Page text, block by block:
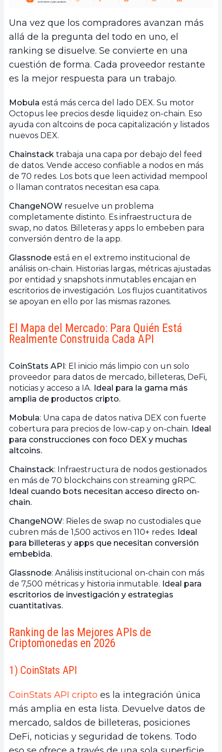
Una vez que los compradores avanzan más
allá de la pregunta del todo en uno, el
ranking se disuelve. Se convierte en una
cuestión de forma. Cada proveedor restante
es la mejor respuesta para un trabajo.
Mobula está más cerca del lado DEX. Su motor
Octopus lee precios desde liquidez on-chain. Eso
ayuda con altcoins de poca capitalización y listados
nuevos DEX.
Chainstack trabaja una capa por debajo del feed
de datos. Vende acceso confiable a nodos en más
de 70 redes. Los bots que leen actividad mempool
o llaman contratos necesitan esa capa.
ChangeNOW resuelve un problema
completamente distinto. Es infraestructura de
swap, no datos. Billeteras y apps lo embeben para
conversión dentro de la app.
Glassnode está en el extremo institucional de
análisis on-chain. Historias largas, métricas ajustadas
por entidad y snapshots inmutables encajan en
escritorios de investigación. Los flujos cuantitativos
se apoyan en ello por las mismas razones.
El Mapa del Mercado: Para Quién Está
Realmente Construida Cada API
CoinStats API: El inicio más limpio con un solo
proveedor para datos de mercado, billeteras, DeFi,
noticias y acceso a IA. Ideal para la gama más
amplia de productos cripto.
Mobula: Una capa de datos nativa DEX con fuerte
cobertura para precios de low-cap y on-chain. Ideal
para construcciones con foco DEX y muchas
altcoins.
Chainstack: Infraestructura de nodos gestionados
en más de 70 blockchains con streaming gRPC.
Ideal cuando bots necesitan acceso directo on-
chain.
ChangeNOW: Rieles de swap no custodiales que
cubren más de 1,500 activos en 110+ redes. Ideal
para billeteras y apps que necesitan conversión
embebida.
Glassnode: Análisis institucional on-chain con más
de 7,500 métricas y historia inmutable. Ideal para
escritorios de investigación y estrategias
cuantitativas.
Ranking de las Mejores APIs de
Criptomonedas en 2026
1) CoinStats API
CoinStats API cripto es la integración única
más amplia en esta lista. Devuelve datos de
mercado, saldos de billeteras, posiciones
DeFi, noticias y seguridad de tokens. Todo